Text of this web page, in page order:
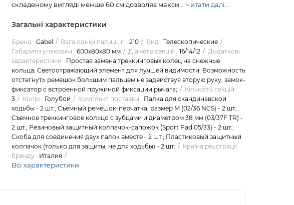
складеному вигляді менше 60 см дозволяє макси... Читати далі...
Загальні характеристики
Бренд Gabel Вага однієї палиці, г. 210 Вид
Телескопические
Габарити упаковки
600х80х80 мм Діаметр секцій 16/14/12
Додаткові
характеристики
Простая замена треккинговых колец на снежные
кольца; Светоотражающий элемент для лучшей видимости; Возможность
отстегнуть ремешок большим пальцем не задействуя вторую руку; замок-
фиксатор с встроенной пружиной фиксации рычага;
Кількість секцій
3
Колір Голубой Комплект поставки
Палка для скандинавской
ходьбы - 2 шт.; Съемный ремешок-перчатка, размер M (02/36 NCS) - 2 шт.;
Съемное треккинговое кольцо с зубцами и диаметром 38 мм (03/37F TR) -
2 шт.; Резиновый защитный колпачок-сапожок (Sport Pad 05/33) - 2 шт.;
Скоба для соединения двух палок вместе - 2 шт.; Пластиковый защитный
колпачок (только для защиты, не для ходьбы) - 2 шт.
Країна реєстрації
бренду
Италия
Всі характеристики